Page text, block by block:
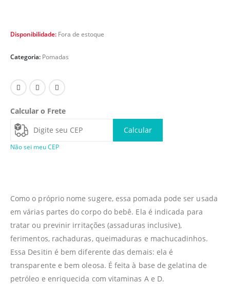
Disponibilidade: Fora de estoque
Categoria: Pomadas
Calcular o Frete
Calcular
Não sei meu CEP
Como o próprio nome sugere, essa pomada pode ser usada
em várias partes do corpo do bebê. Ela é indicada para
tratar ou previnir irritações (assaduras inclusive),
ferimentos, rachaduras, queimaduras e machucadinhos.
Essa Desitin é bem diferente das demais: ela é
transparente e bem oleosa. É feita à base de gelatina de
petróleo e enriquecida com vitaminas A e D.